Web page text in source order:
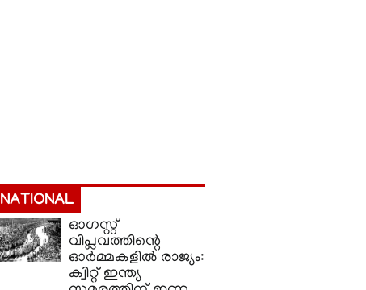
NATIONAL
ഓഗസ്റ്റ്
വിപ്ലവത്തിന്റെ
ഓർമ്മകളിൽ രാജ്യം:
ക്വിറ്റ് ഇന്ത്യ